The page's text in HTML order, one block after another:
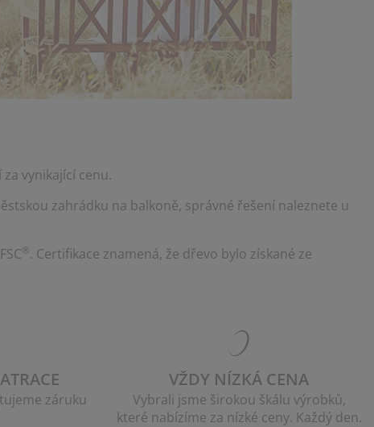
vynikající cenu.
zahrádku na balkoně, správné řešení naleznete u
®. Certifikace znamená, že dřevo bylo získané ze
záruku
VŽDY NÍZKÁ CENA
Vybrali jsme širokou škálu výrobků,
které nabízíme za nízké ceny. Každý den.